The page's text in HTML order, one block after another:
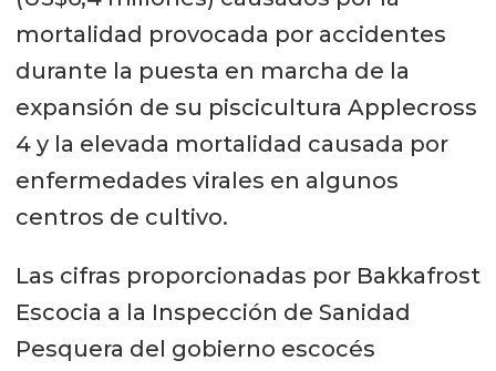
mortalidad provocada por accidentes
durante la puesta en marcha de la
expansión de su piscicultura Applecross
4 y la elevada mortalidad causada por
enfermedades virales en algunos
centros de cultivo.
Las cifras proporcionadas por Bakkafrost
Escocia a la Inspección de Sanidad
Pesquera del gobierno escocés